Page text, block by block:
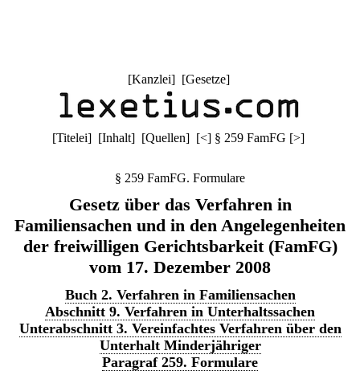
[Kanzlei] [Gesetze]
[Titelei] [Inhalt] [Quellen] [<] § 259 FamFG [>]
§ 259 FamFG. Formulare
Gesetz über das Verfahren in
Familiensachen und in den Angelegenheiten
der freiwilligen Gerichtsbarkeit (FamFG)
vom 17. Dezember 2008
Buch 2. Verfahren in Familiensachen
Abschnitt 9. Verfahren in Unterhaltssachen
Unterabschnitt 3. Vereinfachtes Verfahren über den
Unterhalt Minderjähriger
Paragraf 259. Formulare